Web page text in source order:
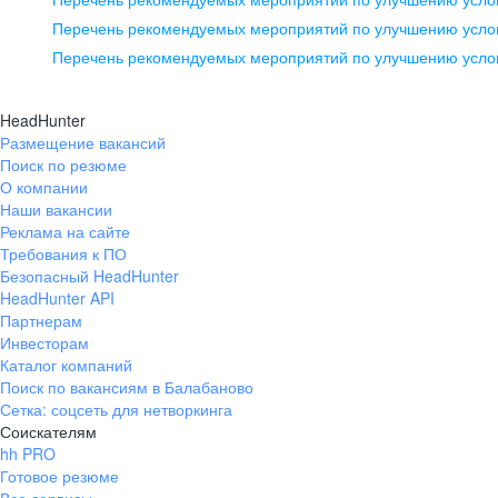
pr@ural.hh.ru
помещение 21
+7 383 207-94-64
pr@nsk.hh.ru
Перечень рекомендуемых мероприятий по улучшению
Перечень рекомендуемых мероприятий по улучшению
HeadHunter
Размещение вакансий
Поиск по резюме
О компании
Наши вакансии
Реклама на сайте
Требования к ПО
Безопасный HeadHunter
HeadHunter API
Партнерам
Инвесторам
Каталог компаний
Поиск по вакансиям в Балабаново
Сетка: соцсеть для нетворкинга
Соискателям
hh PRO
Готовое резюме